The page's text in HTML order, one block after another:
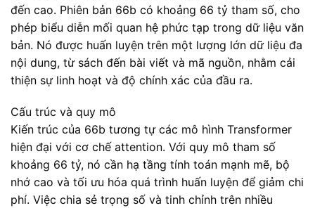
đến cao. Phiên bản 66b có khoảng 66 tỷ tham số, cho
phép biểu diễn mối quan hệ phức tạp trong dữ liệu văn
bản. Nó được huấn luyện trên một lượng lớn dữ liệu đa
nội dung, từ sách đến bài viết và mã nguồn, nhằm cải
thiện sự linh hoạt và độ chính xác của đầu ra.
Cấu trúc và quy mô
Kiến trúc của 66b tương tự các mô hình Transformer
hiện đại với cơ chế attention. Với quy mô tham số
khoảng 66 tỷ, nó cần hạ tầng tính toán mạnh mẽ, bộ
nhớ cao và tối ưu hóa quá trình huấn luyện để giảm chi
phí. Việc chia sẻ trọng số và tinh chỉnh trên nhiều